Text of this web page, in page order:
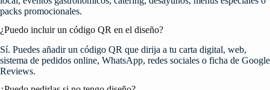
packs promocionales.
¿Puedo incluir un código QR en el diseño?
Sí. Puedes añadir un código QR que dirija a tu carta digital, web,
sistema de pedidos online, WhatsApp, redes sociales o ficha de Google
Reviews.